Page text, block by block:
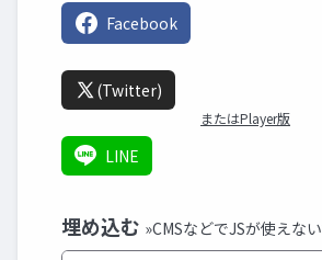
Facebook
(Twitter)
またはPlayer版
LINE
埋め込む »CMSなどでJSが使えな